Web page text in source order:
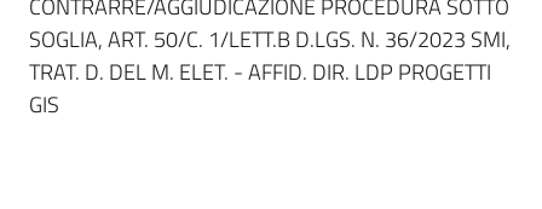
Vivere
Ravarino
CONTRARRE/AGGIUDICAZIONE PROCEDURA SOTTO
SOGLIA, ART. 50/C. 1/LETT.B D.LGS. N. 36/2023 SMI,
TRAT. D. DEL M. ELET. - AFFID. DIR. LDP PROGETTI
GIS